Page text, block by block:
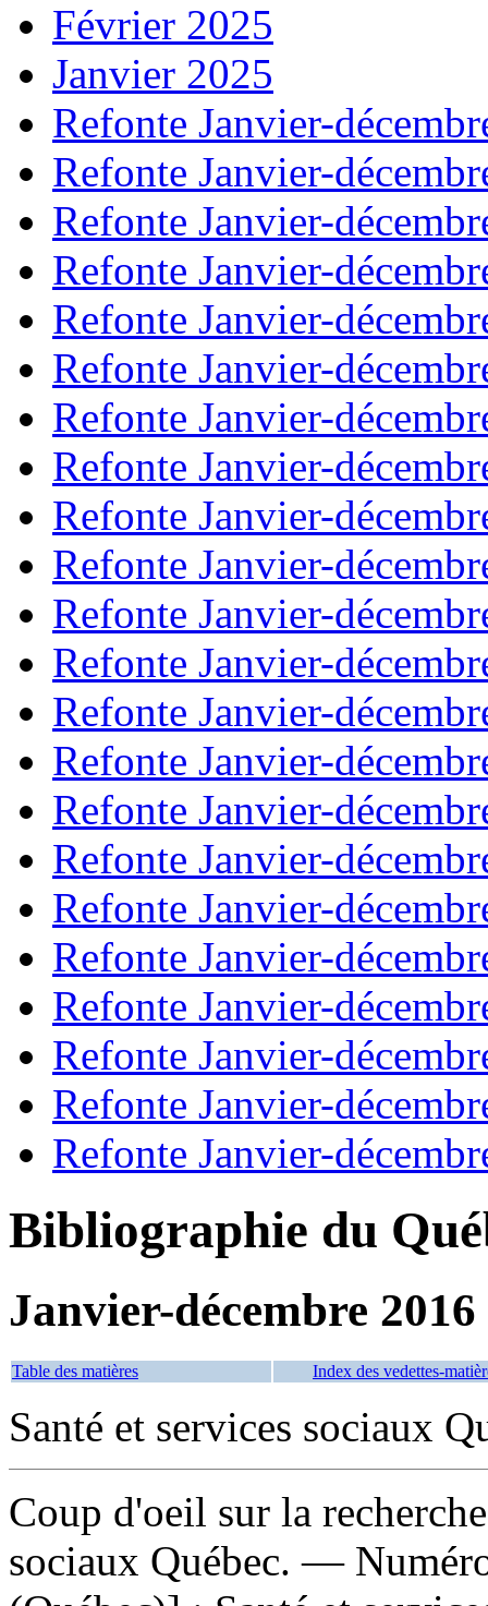
Février 2025
Janvier 2025
Refonte Janvier-
Refonte Janvier-
Refonte Janvier-
Refonte Janvier-
Refonte Janvier-
Refonte Janvier-
Refonte Janvier-
Refonte Janvier-
Refonte Janvier-
Refonte Janvier-
Refonte Janvier-
Refonte Janvier-
Refonte Janvier-
Refonte Janvier-
Refonte Janvier-
Refonte Janvier-
Refonte Janvier-
Refonte Janvier-
Refonte Janvier-
Refonte Janvier-
Refonte Janvier-
Refonte Janvier-
Bibliographie du
Janvier-décembre 2016
Table des matières Index des vedettes-
Santé et services sociaux
Coup d'oeil sur la
sociaux Québec. —